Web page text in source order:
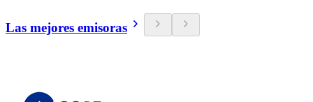
Las mejores emisoras